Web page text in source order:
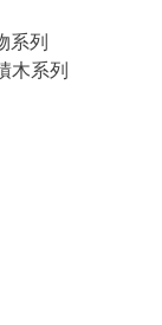
系列
木系列